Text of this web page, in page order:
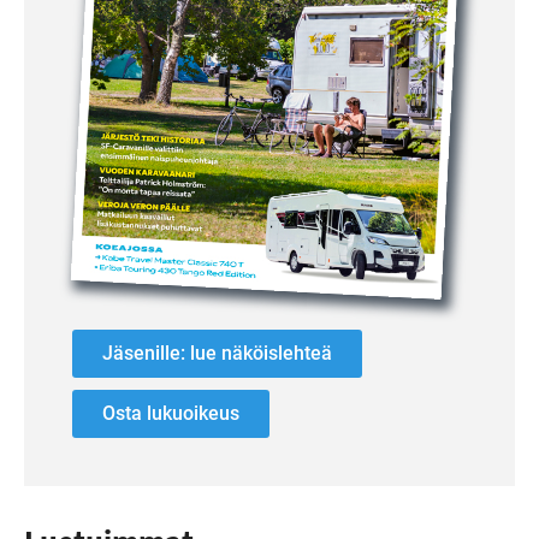
Jäsenille: lue näköislehteä
Osta lukuoikeus